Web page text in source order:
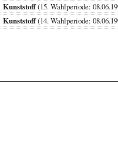
Kunststoff(15. Wahlperiode:
Kunststoff(14. Wahlperiode: